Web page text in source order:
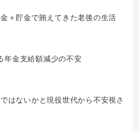
＋貯金で賄えてきた老後の生活
年金支給額減少の不安
はないかと現役世代から不安視さ